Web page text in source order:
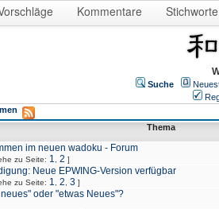
Kommentare Stichworte
Suche
Thema
im neuen wadoku - Forum
zu Seite: 1 2 ]
Neue EPWING-Version verfügbar
zu Seite: 1 2 3 ]
oder "etwas Neues"?